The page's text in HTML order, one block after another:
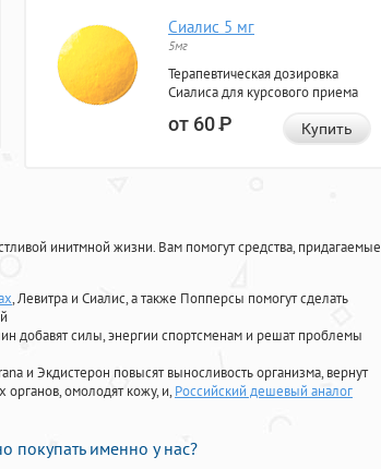
Сиалис 5 мг
5мг
Терапевтическая дозировка
Сиалиса для курсового приема
от 60Р Купить
инитмной жизни. Вам помогут средства, придагаемые
, Левитра и Сиалис, а также Попперсы помогут сделать
добавят силы, энергии спортсменам и решат проблемы
и Экдистерон повысят выносливость организма, вернут
органов, омолодят кожу, и, Российский дешевый аналог
именно у нас?